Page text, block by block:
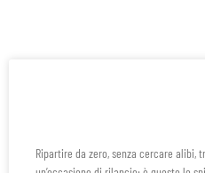
Ripartire da zero, senza cercare alibi,